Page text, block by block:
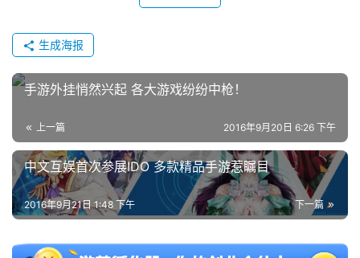
生成海报
手游外挂悄然兴起 各大游戏纷纷中枪！
上一篇 2016年9月20日 6:26 下午
中文互娱首次参展IDO 多款精品手游惹瞩目
下一篇
2016年9月21日 1:48 下午